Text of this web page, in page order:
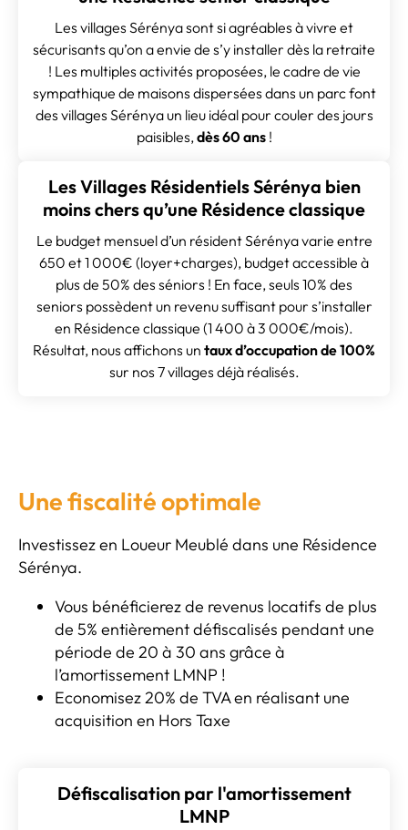
Les villages Sérénya sont si agréables à vivre et
sécurisants qu’on a envie de s’y installer dès la retraite
! Les multiples activités proposées, le cadre de vie
sympathique de maisons dispersées dans un parc font
des villages Sérénya un lieu idéal pour couler des jours
paisibles,dès 60 ans!
Les Villages Résidentiels Sérénya bien
moins chers qu’une Résidence classique
Le budget mensuel d’un résident Sérénya varie entre
650 et 1 000€ (loyer+charges), budget accessible à
plus de 50% des séniors ! En face, seuls 10% des
seniors possèdent un revenu suffisant pour s’installer
en Résidence classique (1 400 à 3 000€/mois).
Résultat, nous affichons un taux d’occupation de 100%
sur nos 7 villages déjà réalisés.
Une fiscalité optimale
Investissez en Loueur Meublé dans une Résidence
Sérénya.
Vous bénéficierez de revenus locatifs de plus
de 5% entièrement défiscalisés pendant une
période de 20 à 30 ans grâce à
l’amortissement LMNP !
Economisez 20% de TVA en réalisant une
acquisition en Hors Taxe
Défiscalisation par l'amortissement
LMNP